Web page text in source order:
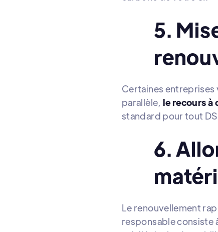
5.
Certaines entreprises
parallèle, le recours à
standard pour tout
6.
Le renouvellement
responsable consiste